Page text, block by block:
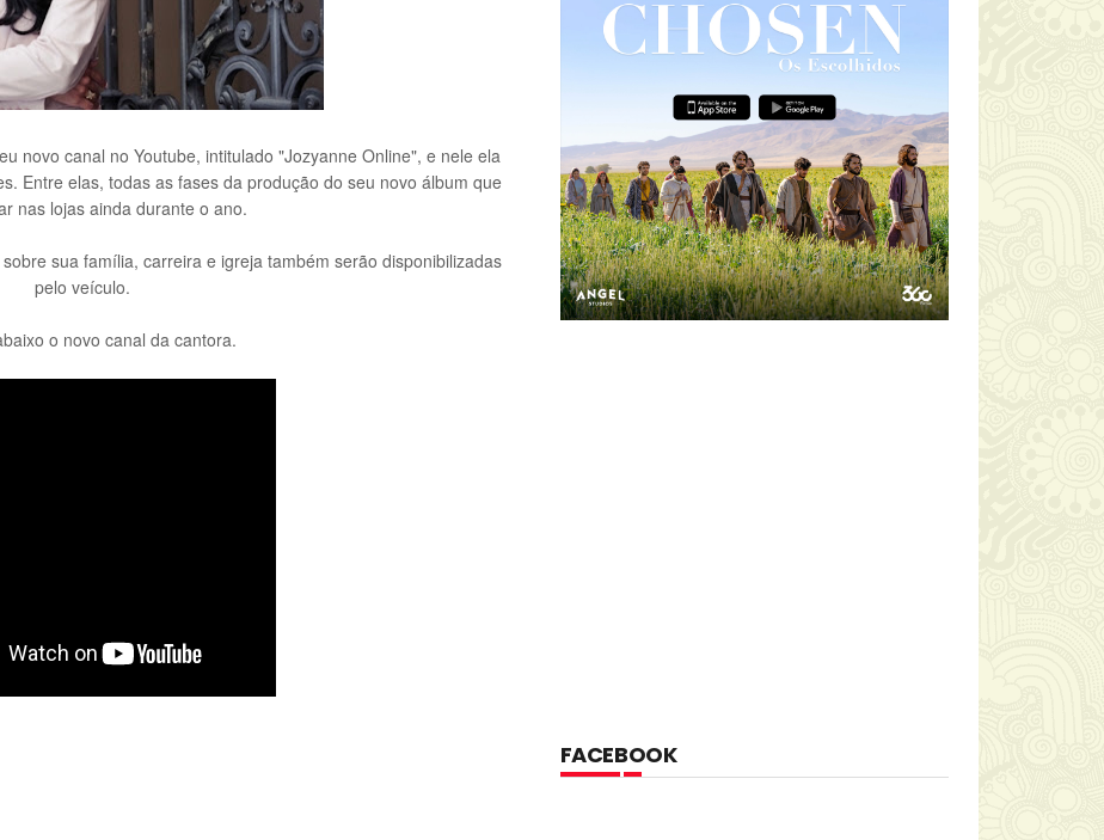
novo canal no Youtube, intitulado "Jozyanne Online", e nele ela
Entre elas, todas as fases da produção do seu novo álbum que
nas lojas ainda durante o ano.
sua família, carreira e igreja também serão disponibilizadas
pelo veículo.
o novo canal da cantora.
FACEBOOK